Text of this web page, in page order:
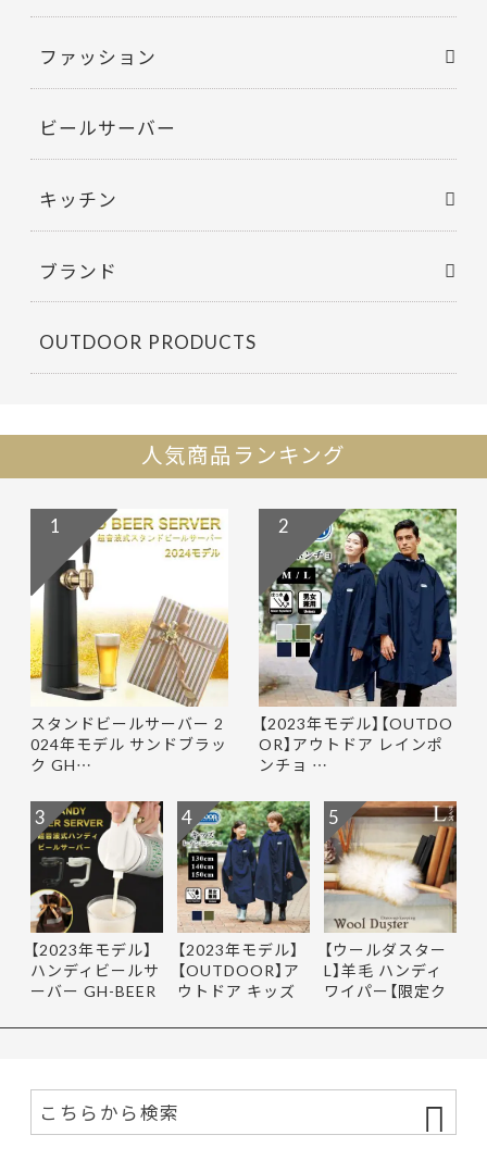
ファッション
ビールサーバー
キッチン
ブランド
OUTDOOR PRODUCTS
人気商品ランキング
スタンドビールサーバー 2
024年モデル サンドブラッ
ク GH…
1
【2023年モデル】【OUTDO
OR】アウトドア レインポ
ンチョ …
2
【2023年モデル】
ハンディビールサ
ーバー GH-BEER
3
【2023年モデル】
【OUTDOOR】ア
ウトドア キッズ
4
【ウールダスター
L】羊毛 ハンディ
ワイパー【限定ク
5